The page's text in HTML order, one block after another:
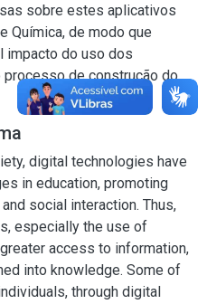
sobre estes aplicativos
Química, de modo que
impacto do uso dos
de construção do
digital technologies have
in education, promoting
social interaction. Thus,
especially the use of
access to information,
into knowledge. Some of
through digital